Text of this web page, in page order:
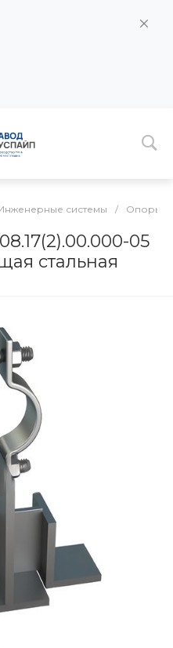
системы / Опоры
05
стальная